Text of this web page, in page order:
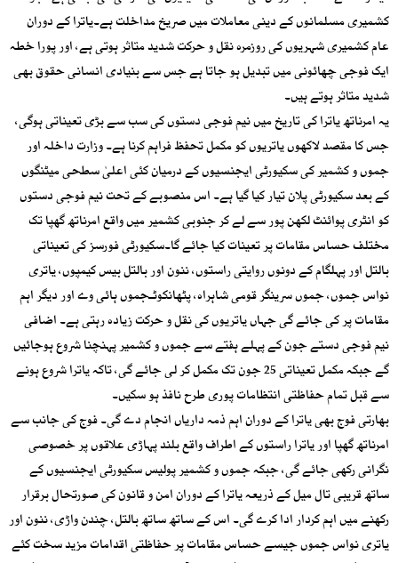
کشمیری مسلمانوں کے دینی معاملات میں صریخ مداخلت ہے۔یاترا کے دوران
عام کشمیری شہریوں کی روزمرہ نقل و حرکت شدید متاثر ہوتی ہے، اور پورا خطہ
ایک فوجی چھائونی میں تبدیل ہو جاتا ہے جس سے بنیادی انسانی حقوق بھی
شدید متاثر ہوتے ہیں۔
یہ امرناتھ یاترا کی تاریخ میں نیم فوجی دستوں کی سب سے بڑی تعیناتی ہوگی،
جس کا مقصد لاکھوں یاتریوں کو مکمل تحفظ فراہم کرنا ہے۔ وزارت داخلہ اور
جموں و کشمیر کی سکیورٹی ایجنسیوں کے درمیان کئی اعلیٰ سطحی میٹنگوں
کے بعد سکیورٹی پلان تیار کیا گیا ہے۔ اس منصوبے کے تحت نیم فوجی دستوں
کو انٹری پوائنٹ لکھن پور سے لے کر جنوبی کشمیر میں واقع امرناتھ گھپا تک
مختلف حساس مقامات پر تعینات کیا جائے گا۔سکیورٹی فورسز کی تعیناتی
بالتل اور پہلگام کے دونوں روایتی راستوں، ننون اور بالتل بیس کیمپوں، یاتری
نواس جموں، جموں سرینگر قومی شاہراہ، پٹھانکوٹـجموں ہائی وے اور دیگر اہم
مقامات پر کی جائے گی جہاں یاتریوں کی نقل و حرکت زیادہ رہتی ہے۔ اضافی
نیم فوجی دستے جون کے پہلے ہفتے سے جموں و کشمیر پہنچنا شروع ہوجائیں
گے جبکہ مکمل تعیناتی 25 جون تک مکمل کر لی جائے گی، تاکہ یاترا شروع ہونے
سے قبل تمام حفاظتی انتظامات پوری طرح نافذ ہو سکیں۔
بھارتی فوج بھی یاترا کے دوران اہم ذمہ داریاں انجام دے گی۔ فوج کی جانب سے
امرناتھ گھپا اور یاترا راستوں کے اطراف واقع بلند پہاڑی علاقوں پر خصوصی
نگرانی رکھی جائے گی، جبکہ جموں و کشمیر پولیس سکیورٹی ایجنسیوں کے
ساتھ قریبی تال میل کے ذریعہ یاترا کے دوران امن و قانون کی صورتحال برقرار
رکھنے میں اہم کردار ادا کرے گی۔ اس کے ساتھ ساتھ بالتل، چندن واڑی، ننون اور
یاتری نواس جموں جیسے حساس مقامات پر حفاظتی اقدامات مزید سخت کئے